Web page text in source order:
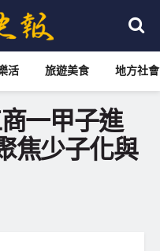
活 旅遊美食 地方社會
一甲子進
焦少子化與